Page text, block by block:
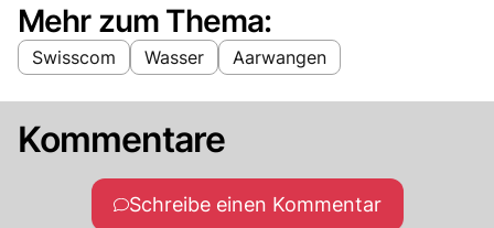
Mehr zum Thema:
Swisscom Wasser Aarwangen
Kommentare
Schreibe einen Kommentar